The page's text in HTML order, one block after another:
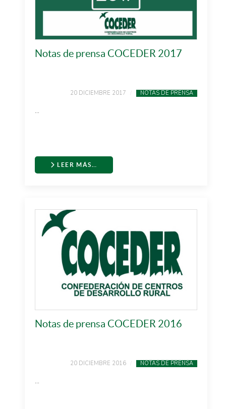
Notas de prensa COCEDER 2017
20 DICIEMBRE 2017 NOTAS DE PRENSA
...
LEER MÁS…
Notas de prensa COCEDER 2016
20 DICIEMBRE 2016 NOTAS DE PRENSA
...